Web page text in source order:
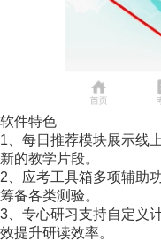
软件特色
1、每日推荐模块展示线
新的教学片段。
2、应考工具箱多项辅助
筹备各类测验。
3、专心研习支持自定义
效提升研读效率。